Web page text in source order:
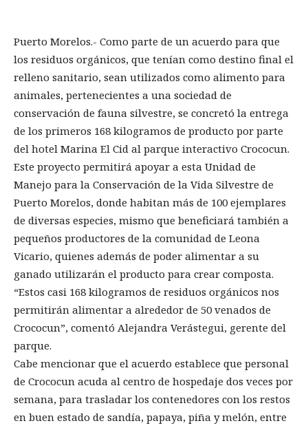
Puerto Morelos.- Como parte de un acuerdo para que
los residuos orgánicos, que tenían como destino final el
relleno sanitario, sean utilizados como alimento para
animales, pertenecientes a una sociedad de
conservación de fauna silvestre, se concretó la entrega
de los primeros 168 kilogramos de producto por parte
del hotel Marina El Cid al parque interactivo Crococun.
Este proyecto permitirá apoyar a esta Unidad de
Manejo para la Conservación de la Vida Silvestre de
Puerto Morelos, donde habitan más de 100 ejemplares
de diversas especies, mismo que beneficiará también a
pequeños productores de la comunidad de Leona
Vicario, quienes además de poder alimentar a su
ganado utilizarán el producto para crear composta.
“Estos casi 168 kilogramos de residuos orgánicos nos
permitirán alimentar a alrededor de 50 venados de
Crococun”, comentó Alejandra Verástegui, gerente del
parque.
Cabe mencionar que el acuerdo establece que personal
de Crococun acuda al centro de hospedaje dos veces por
semana, para trasladar los contenedores con los restos
en buen estado de sandía, papaya, piña y melón, entre